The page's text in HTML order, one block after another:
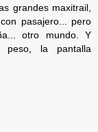
grandes maxitrail,
pasajero... pero
otro mundo. Y
la pantalla